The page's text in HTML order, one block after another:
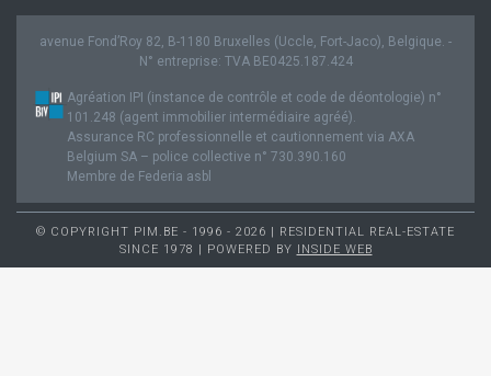
avenue Fond’Roy 82, B-1180 Bruxelles (Uccle, Fort-Jaco), Belgique. -
N° entreprise: TVA BE0425.187.424
Agréation IPI (instance de contrôle et code de déontologie) n°
101.248 (agent immobilier intermédiaire agréé).
Assurance RC professionnelle et cautionnement via AXA
Belgium SA – police collective n° 730.390.160
Membre de Federia asbl
© COPYRIGHT PIM.BE - 1996 - 2026 | RESIDENTIAL REAL-ESTATE
SINCE 1978 | POWERED BY INSIDE WEB